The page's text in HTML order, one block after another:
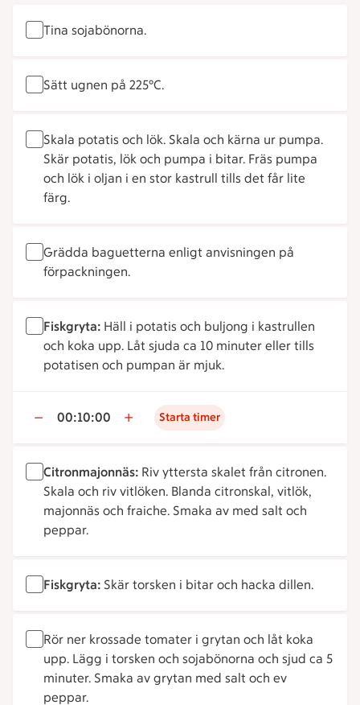
Tina sojabönorna.
Sätt ugnen på 225°C.
Skala potatis och lök. Skala och kärna ur pumpa.
Skär potatis, lök och pumpa i bitar. Fräs pumpa
och lök i oljan i en stor kastrull tills det får lite
färg.
Grädda baguetterna enligt anvisningen på
förpackningen.
Fiskgryta: Häll i potatis och buljong i kastrullen
och koka upp. Låt sjuda ca 10 minuter eller tills
potatisen och pumpan är mjuk.
00:10:00 Starta timer
Citronmajonnäs: Riv yttersta skalet från citronen.
Skala och riv vitlöken. Blanda citronskal, vitlök,
majonnäs och fraiche. Smaka av med salt och
peppar.
Fiskgryta: Skär torsken i bitar och hacka dillen.
Rör ner krossade tomater i grytan och låt koka
upp. Lägg i torsken och sojabönorna och sjud ca 5
minuter. Smaka av grytan med salt och ev
peppar.